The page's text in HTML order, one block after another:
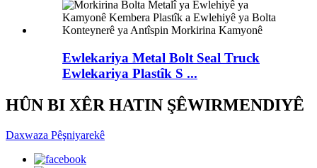
Ewlekariya Metal Bolt Seal Truck
Ewlekariya Plastîk S ...
HÛN BI XÊR HATIN ŞÊWIRMENDIYÊ
Daxwaza Pêşniyarekê